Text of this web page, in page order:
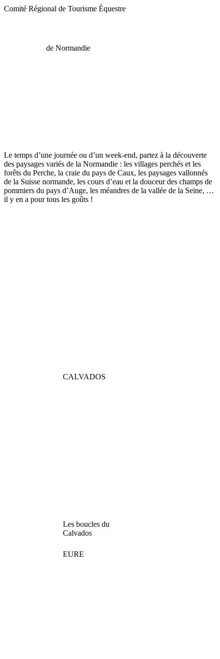
Comité Régional de Tourisme Équestre
de Normandie
Le temps d’une journée ou d’un week-end, partez à la découverte
des paysages variés de la Normandie : les villages perchés et les
forêts du Perche, la craie du pays de Caux, les paysages vallonnés
de la Suisse normande, les cours d’eau et la douceur des champs de
pommiers du pays d’Auge, les méandres de la vallée de la Seine, …
il y en a pour tous les goûts !
CALVADOS
Les boucles du
Calvados
EURE